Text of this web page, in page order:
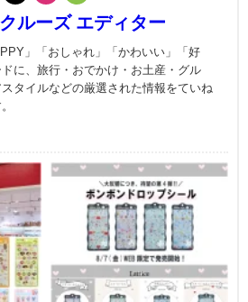
ルーズ エディター
」「おしゃれ」「かわいい」「好
に、旅行・おでかけ・お土産・グル
タイルなどの厳選された情報をていね